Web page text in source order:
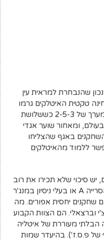
שהנבחרת למראית עין
טקטית האיטלקים גרמו
לנבחרת שלנו לשחק לידיים שלהם. מערך של 2-5-3 כששלושת
ומאחור שוער אגדי
באגף שהצליחו
ללמוד מהאיטלקים
סיכוי שלא תכירו את רוב
הסגל, אלא אם אתם ממש חובבי הסרייה A או בעלי ניסיון במנג'ר
שחקנים יחסית אפורים. מה
וברצאלי. הם הצוות הקבוע
מעוררת של איטליה
של פ.ס.ז'). בהיעדר שמות